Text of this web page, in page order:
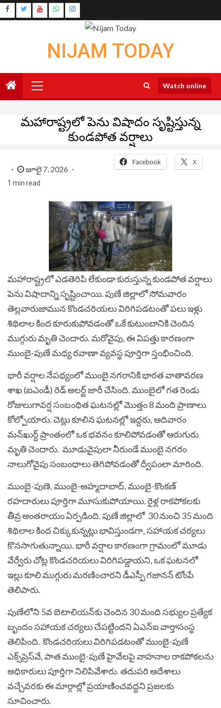
Skip
to
Instagram
NIJAM TODAY
Menu
Watch online
మహారాష్ట్రలో పెను విషాదం సృష్టిస్తున్న
కుండపోత వర్షాలు
జూలై 7, 2026
1 min read
Facebook X
మహారాష్ట్రలో ఎడతెరిపి లేకుండా కురుస్తున్న కుండపోత వర్షాలు
పెను విషాదాన్ని సృష్టించాయి. పుణే జిల్లాలో సోమవారం
తెల్లవారుజామున కొండచరియలు విరిగిపడటంతో పలు ఇళ్లు
శిథిలాల కింద కూరుకుపోవడంతో ఒకే కుటుంబానికి చెందిన
ముగ్గురు మృతి చెందారు. మరోవైపు, ఈ విపత్తు కారణంగా
ముంబై-పుణే మధ్య రవాణా వ్యవస్థ పూర్తిగా స్తంభించింది.
భారీ వర్షాల నేపథ్యంలో ముంబై నగరానికి భారత వాతావరణ
శాఖ (ఐఎండీ) రెడ్ అలర్ట్ జారీ చేసింది. ముంబైలో గత రెండు
రోజులుగావర్ష సంబంధిత ఘటనల్లో మొత్తం 8 మంది ప్రాణాలు
కోల్పోయారు. చెట్లు కూలిన ఘటనల్లో ఇద్దరు, ఆదివారం
మన్‌ఖుర్ద్ ప్రాంతంలో ఒక భవనం కూలిపోవడంతో ఆరుగురు
మృతి చెందారు. మూడువైపులా నీరుండే ముంబై నగరం
నాలుగోవైపు సంబంధాలు తెగిపోవడంతో ద్వీపంలా మారింది.
ముంబై-పుణె, ముంబై-అహ్మదాబాద్, ముంబై-కొంకణ్‌
రహదారులు పూర్తిగా మూసుకుపోయాయి. రైళ్ల రాకపోకలకు
తీవ్ర అంతరాయం ఏర్ప‌డింది. పుణే జిల్లాలో 30 నుంచి 35 మంది
శిథిలాల కింద చిక్కుకున్నట్లు భావిస్తుండగా, సహాయక చర్యలు
కొనసాగుతున్నాయి. భారీ వర్షాల కారణంగా గ్రామంలో మూడు
వేర్వేరు చోట్ల కొండచరియలు విరిగిపడ్డాయని, ఒక ఘటనలో
ఇల్లు కూలి ముగ్గురు మరణించారని డీఎస్పీ గజానన్ టోంపే
తెలిపారు.
పుణేలోని 5వ బెటాలియన్‌కు చెందిన 30 మంది సభ్యుల ప్రత్యేక
బృందం సహాయక చర్యలు చేపట్టిందని ఏఎన్ఐ వార్తాసంస్థ
తెలిపింది. కొండచరియలు విరిగిపడటంతో ముంబై-పుణే
ఎక్స్‌ప్రెస్‌వే, పాత ముంబై-పుణే హైవేలపై వాహనాల రాకపోకలను
అధికారులు పూర్తిగా నిలిపివేశారు. తదుపరి ఆదేశాలు
వచ్చేవరకు ఈ మార్గాల్లో ప్రయాణించవద్దని ప్రజలకు
సూచించారు.